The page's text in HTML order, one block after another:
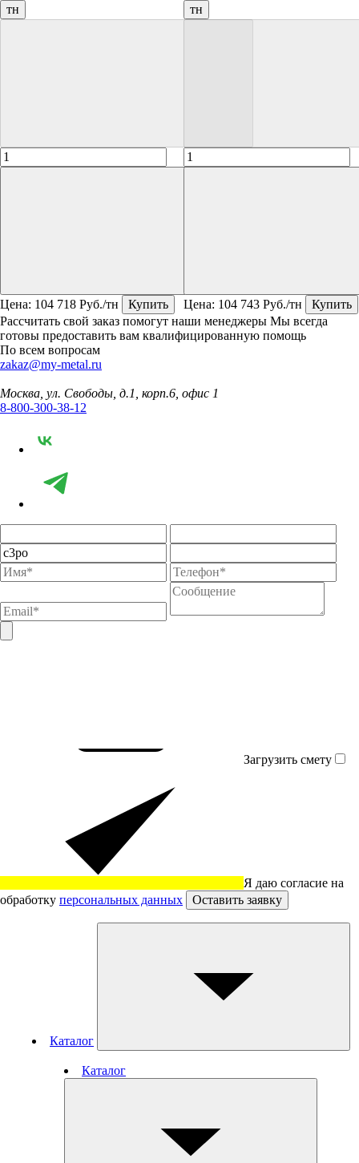
тн
Цена: 104 718 Руб./тн Купить
тн
Цена: 104 743 Руб./тн
Купить
Рассчитать свой заказ помогут наши менеджеры Мы всегда
готовы предоставить вам квалифицированную помощь
По всем вопросам
zakaz@my-metal.ru
Москва, ул. Свободы, д.1, корп.6, офис 1
8-800-300-38-12
Загрузить смету
Я даю согласие на
обработку персональных данных Оставить заявку
Каталог
Каталог